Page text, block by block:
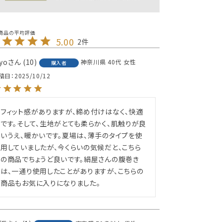
5.00 2
10 購入者 神奈川県 40代 女性
日 2025/10/12
フィット感がありますが、締め付けはなく、快適
です。そして、生地がとても柔らかく、肌触りが良
いうえ、暖かいです。夏場は、薄手のタイプを使
用していましたが、今くらいの気候だと、こちら
の商品でちょうど良いです。絹屋さんの腹巻き
は、一通り使用したことがありますが、こちらの
商品もお気に入りになりました。